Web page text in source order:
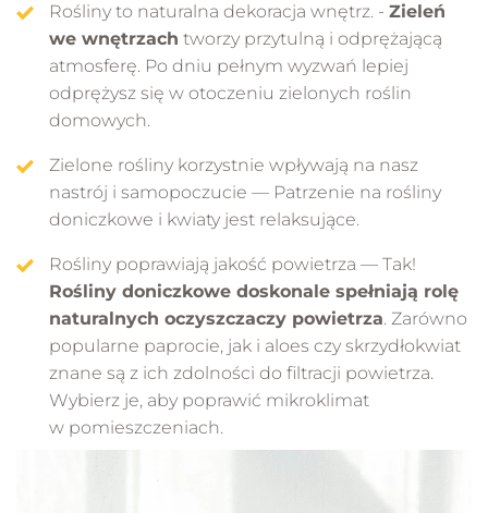
Rośliny to naturalna dekoracja wnętrz. - Zieleń
we wnętrzach tworzy przytulną i odprężającą
atmosferę. Po dniu pełnym wyzwań lepiej
odprężysz się w otoczeniu zielonych roślin
domowych.
Zielone rośliny korzystnie wpływają na nasz
nastrój i samopoczucie — Patrzenie na rośliny
doniczkowe i kwiaty jest relaksujące.
Rośliny poprawiają jakość powietrza — Tak!
Rośliny doniczkowe doskonale spełniają rolę
naturalnych oczyszczaczy powietrza. Zarówno
popularne paprocie, jak i aloes czy skrzydłokwiat
znane są z ich zdolności do filtracji powietrza.
Wybierz je, aby poprawić mikroklimat
w pomieszczeniach.